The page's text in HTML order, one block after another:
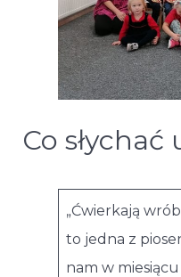
Co
„Ćwierkają
to jedna z
nam w